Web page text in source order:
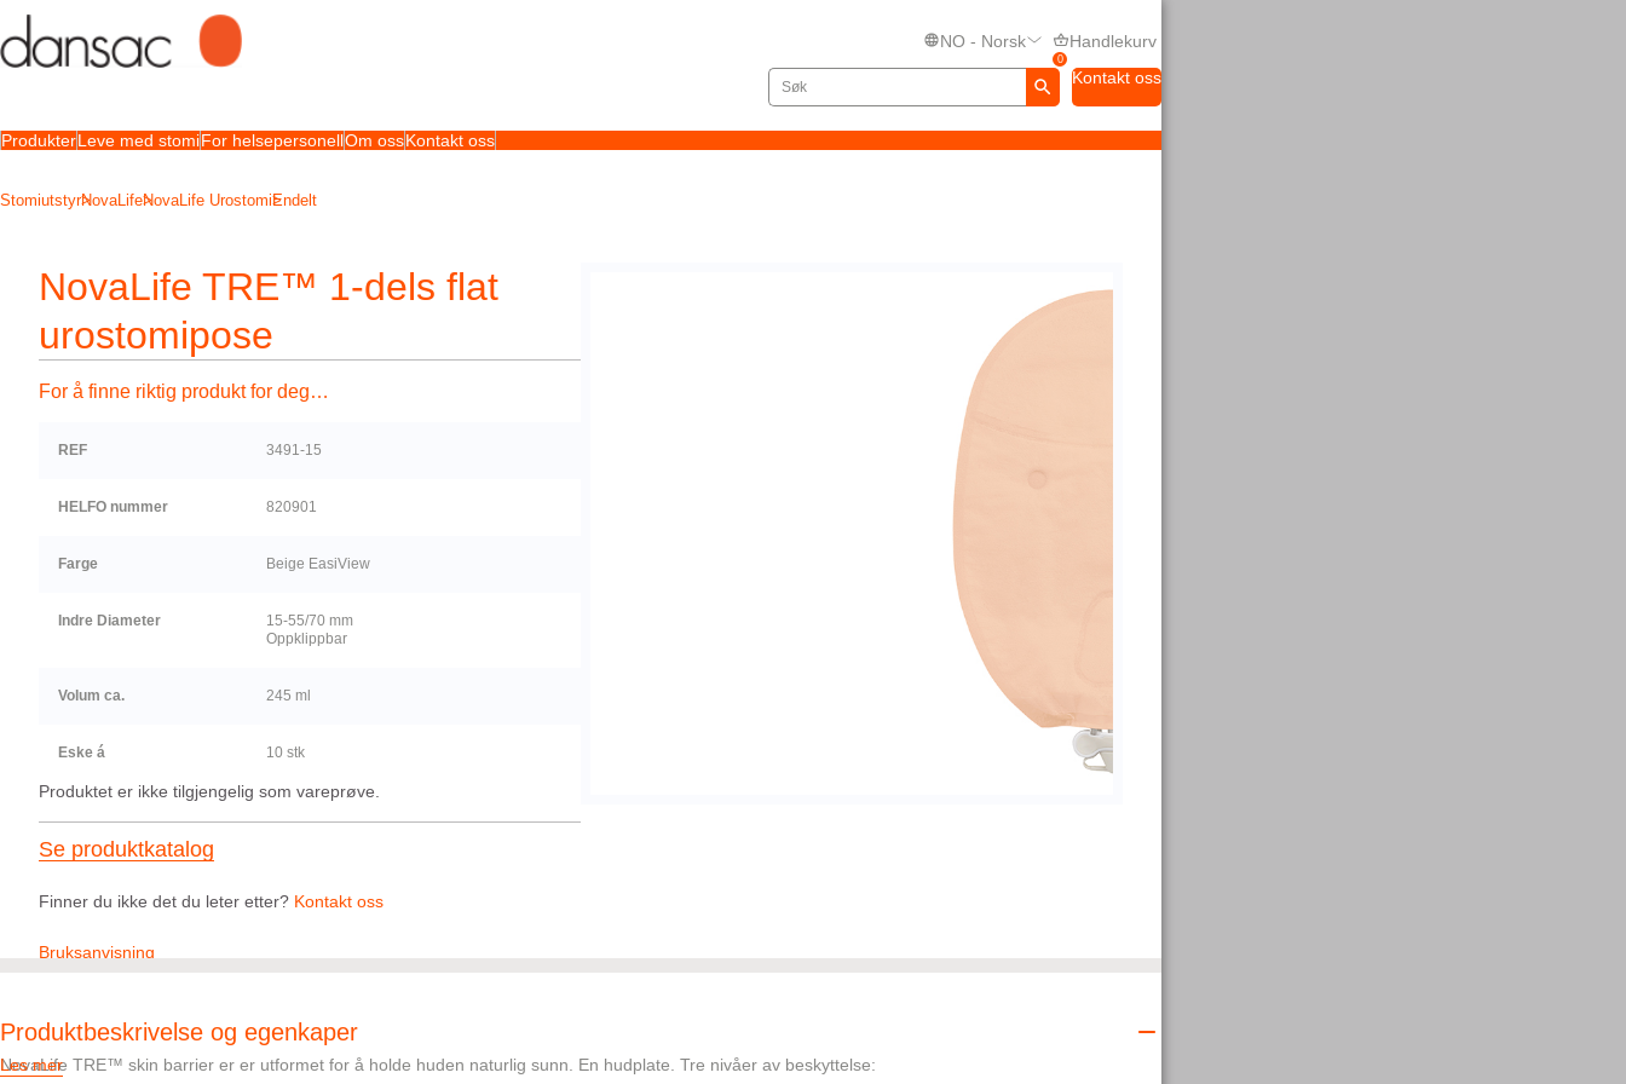
NO - Norsk
0
Handlekurv
Kontakt oss
ProdukterLeve med stomiFor helsepersonellOm ossKontakt oss
StomiutstyrNovaLifeNovaLife UrostomiEndelt
NovaLife TRE™ 1-dels flat
urostomipose
For å finne riktig produkt for deg…
REF 3491-15
HELFO nummer 820901
Farge Beige EasiView
Indre Diameter
15-55/70 mm
Oppklippbar
Volum ca. 245 ml
Eske á 10 stk
Produktet er ikke tilgjengelig som vareprøve.
Se produktkatalog
Finner du ikke det du leter etter? Kontakt oss
Bruksanvisning
Produktbeskrivelse og egenkaper
NovaLife TRE™ skin barrier er er utformet for å holde huden naturlig sunn. En hudplate. Tre nivåer av beskyttelse:
Les mer